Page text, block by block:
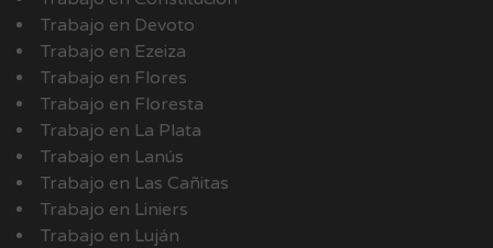
Trabajo en Devoto
Trabajo en Ezeiza
Trabajo en Flores
Trabajo en Floresta
Trabajo en La Plata
Trabajo en Lanús
Trabajo en Las Cañitas
Trabajo en Liniers
Trabajo en Luján